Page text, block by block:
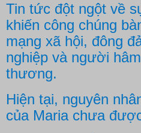
Tin tức đột ngột về
khiến công chúng
mạng xã hội, đông
nghiệp và người
thương.
Hiện tại, nguyên
của Maria chưa